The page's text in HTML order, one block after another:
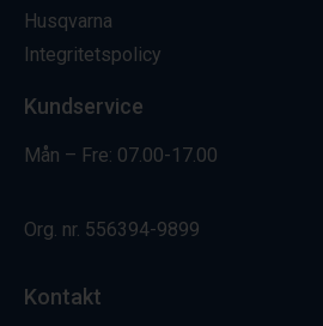
Husqvarna
Integritetspolicy
Kundservice
Mån – Fre: 07.00-17.00
Org. nr. 556394-9899
Kontakt